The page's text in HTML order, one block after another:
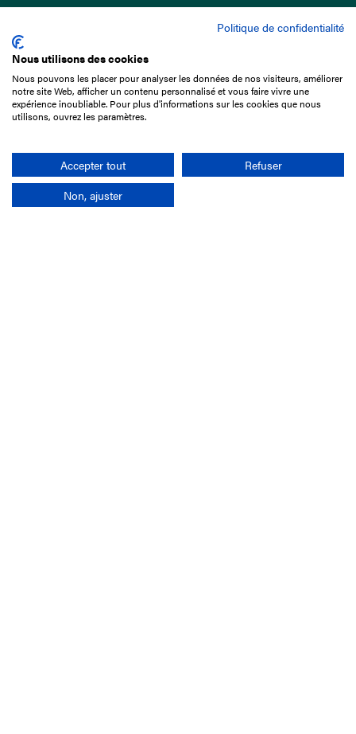
15 Boulevard de Douaumont
75017 Paris
+33 1 49 10 20 29
Politique de confidentialité
Nous utilisons des cookies
Nous pouvons les placer pour analyser les données de nos visiteurs, améliorer
notre site Web, afficher un contenu personnalisé et vous faire vivre une
expérience inoubliable. Pour plus d'informations sur les cookies que nous
utilisons, ouvrez les paramètres.
Accepter tout
Refuser
Non, ajuster